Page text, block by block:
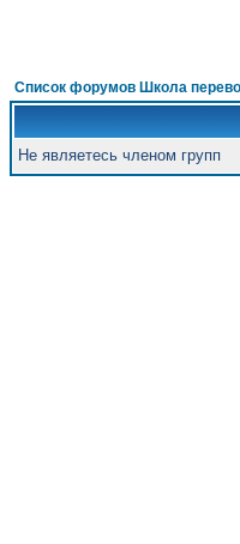
Список форумов Школа
Не являетесь членом групп